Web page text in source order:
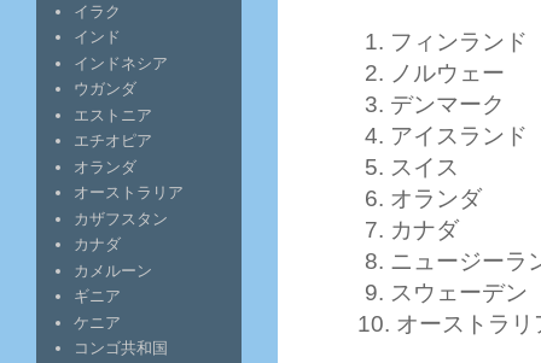
1. フィンランド
2. ノルウェー
3. デンマーク
4. アイスランド
5. スイス
6. オランダ
7. カナダ
8. ニュージーラ
9. スウェーデン
10. オーストラリ
イラク
インド
インドネシア
ウガンダ
エストニア
エチオピア
オランダ
オーストラリア
カザフスタン
カナダ
カメルーン
ギニア
ケニア
コンゴ共和国